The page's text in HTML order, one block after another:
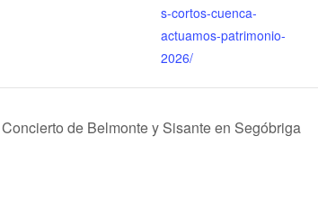
s-cortos-cuenca-
actuamos-patrimonio-
2026/
Concierto de Belmonte y Sisante en Segóbriga